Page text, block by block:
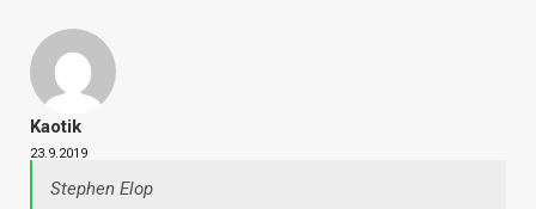
Kaotik
23.9.2019
Stephen Elop